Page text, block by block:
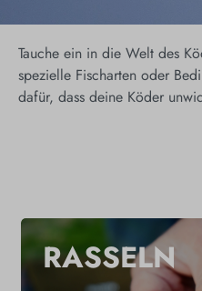
Tauche ein in die Welt des
spezielle Fischarten oder
dafür, dass deine Köder
RASSELN